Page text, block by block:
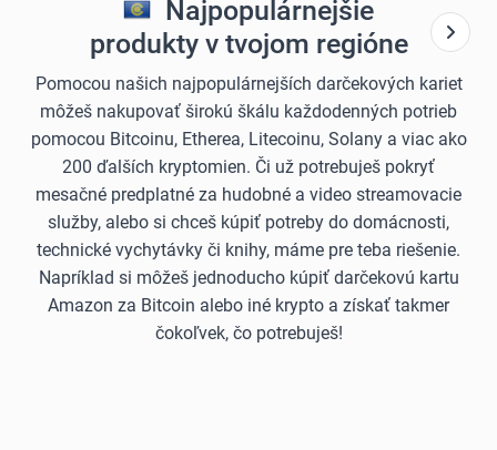
Najpopulárnejšie
produkty v tvojom regióne
Pomocou našich najpopulárnejších darčekových kariet
môžeš nakupovať širokú škálu každodenných potrieb
pomocou Bitcoinu, Etherea, Litecoinu, Solany a viac ako
200 ďalších kryptomien. Či už potrebuješ pokryť
mesačné predplatné za hudobné a video streamovacie
služby, alebo si chceš kúpiť potreby do domácnosti,
technické vychytávky či knihy, máme pre teba riešenie.
Napríklad si môžeš jednoducho kúpiť darčekovú kartu
Amazon za Bitcoin alebo iné krypto a získať takmer
čokoľvek, čo potrebuješ!